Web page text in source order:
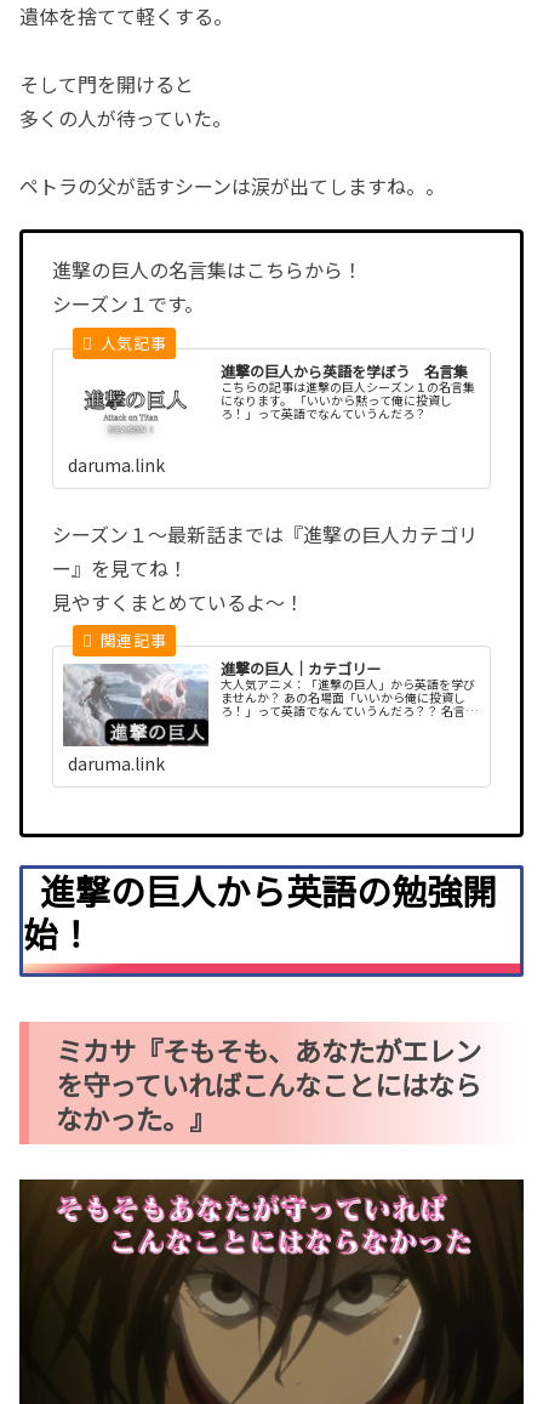
遺体を捨てて軽くする。
そして門を開けると
多くの人が待っていた。
ペトラの父が話すシーンは涙が出てしますね。。
進撃の巨人の名言集はこちらから！
シーズン１です。
進撃の巨人から英語を学ぼう 名言集
こちらの記事は進撃の巨人シーズン１の名言集
になります。 「いいから黙って俺に投資し
ろ！」って英語でなんていうんだろ？
daruma.link
シーズン１〜最新話までは『進撃の巨人カテゴリ
ー』を見てね！
見やすくまとめているよ〜！
進撃の巨人｜カテゴリー
大人気アニメ：「進撃の巨人」から英語を学び
ませんか？ あの名場面「いいから俺に投資し
ろ！」って英語でなんていうんだろ？？ 名言、
daruma.link
進撃の巨人から英語の勉強開
始！
ミカサ『そもそも、あなたがエレン
を守っていればこんなことにはなら
なかった。』